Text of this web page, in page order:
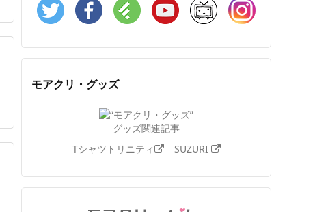
Twitter Facebook Feedly YouTube ニコニコ動画
モアクリ・グッズ
グッズ関連記事
Tシャツトリニティ
SUZURI